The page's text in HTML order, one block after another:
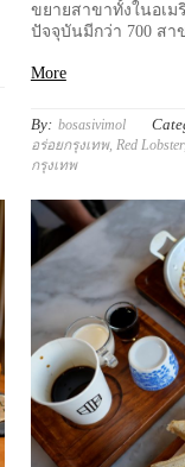
ขยายสาขาทั้งในอเม
ปัจจุบันมีกว่า 700 สา
More
By: bosasivimol
อร่อยกรุงเทพ, Red Lobster,
กรุงเทพ